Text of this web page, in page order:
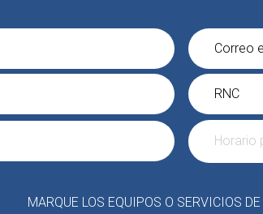
MARQUE LOS EQUIPOS O SERVICIOS